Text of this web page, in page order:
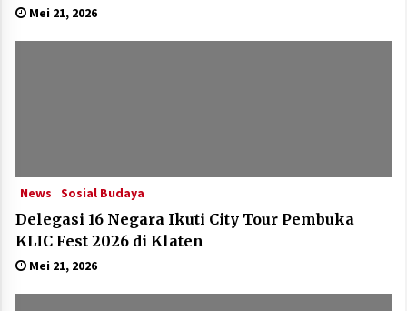
Fest 2026
Mei 21, 2026
News Sosial Budaya
Delegasi 16 Negara Ikuti City Tour Pembuka
KLIC Fest 2026 di Klaten
Mei 21, 2026